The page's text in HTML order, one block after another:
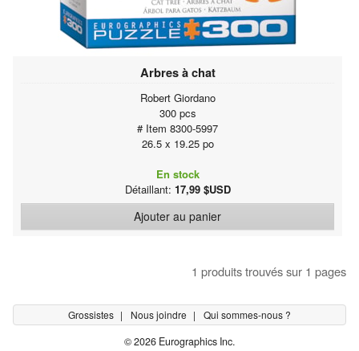
Arbres à chat
Robert Giordano
300 pcs
# Item 8300-5997
26.5 x 19.25 po
En stock
Détaillant: 17,99 $USD
Ajouter au panier
1 produits trouvés sur 1 pages
Grossistes Nous joindre Qui sommes-nous ?
© 2026 Eurographics Inc.